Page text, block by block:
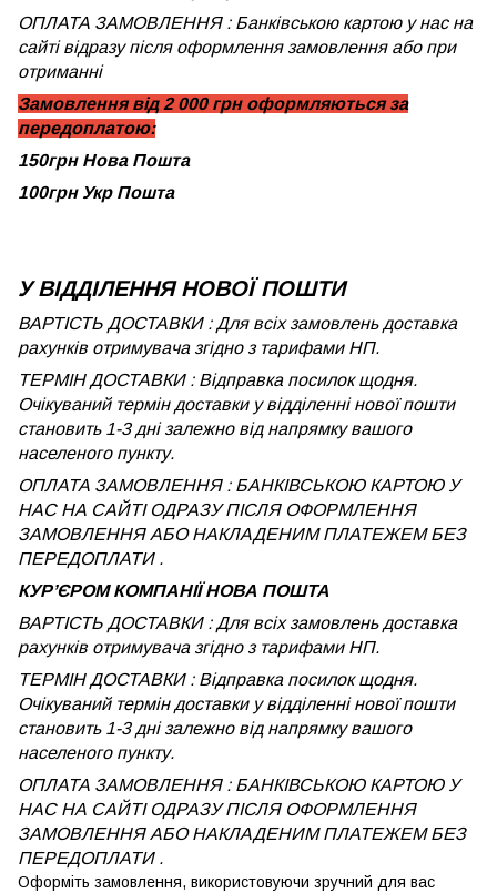
ОПЛАТА ЗАМОВЛЕННЯ : Банківською картою у нас на
сайті відразу після оформлення замовлення або при
отриманні
Замовлення від 2 000 грн оформляються за
передоплатою:
150грн Нова Пошта
100грн Укр Пошта
У ВІДДІЛЕННЯ НОВОЇ ПОШТИ
ВАРТІСТЬ ДОСТАВКИ : Для всіх замовлень доставка
рахунків отримувача згідно з тарифами НП.
ТЕРМІН ДОСТАВКИ : Відправка посилок щодня.
Очікуваний термін доставки у відділенні нової пошти
становить 1-3 дні залежно від напрямку вашого
населеного пункту.
ОПЛАТА ЗАМОВЛЕННЯ : БАНКІВСЬКОЮ КАРТОЮ У
НАС НА САЙТІ ОДРАЗУ ПІСЛЯ ОФОРМЛЕННЯ
ЗАМОВЛЕННЯ АБО НАКЛАДЕНИМ ПЛАТЕЖЕМ БЕЗ
ПЕРЕДОПЛАТИ .
КУРʼЄРОМ КОМПАНІЇ НОВА ПОШТА
ВАРТІСТЬ ДОСТАВКИ : Для всіх замовлень доставка
рахунків отримувача згідно з тарифами НП.
ТЕРМІН ДОСТАВКИ : Відправка посилок щодня.
Очікуваний термін доставки у відділенні нової пошти
становить 1-3 дні залежно від напрямку вашого
населеного пункту.
ОПЛАТА ЗАМОВЛЕННЯ : БАНКІВСЬКОЮ КАРТОЮ У
НАС НА САЙТІ ОДРАЗУ ПІСЛЯ ОФОРМЛЕННЯ
ЗАМОВЛЕННЯ АБО НАКЛАДЕНИМ ПЛАТЕЖЕМБЕЗ
ПЕРЕДОПЛАТИ .
Оформіть замовлення, використовуючи зручний для вас